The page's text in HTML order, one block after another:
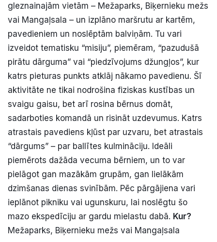
gleznainajām vietām – Mežaparks, Biķernieku mežs
vai Mangaļsala – un izplāno maršrutu ar kartēm,
pavedieniem un noslēptām balviņām. Tu vari
izveidot tematisku “misiju”, piemēram, “pazudušā
pirātu dārguma” vai “piedzīvojums džungļos”, kur
katrs pieturas punkts atklāj nākamo pavedienu. Šī
aktivitāte ne tikai nodrošina fiziskas kustības un
svaigu gaisu, bet arī rosina bērnus domāt,
sadarboties komandā un risināt uzdevumus. Katrs
atrastais pavediens kļūst par uzvaru, bet atrastais
“dārgums” – par ballītes kulmināciju. Ideāli
piemērots dažāda vecuma bērniem, un to var
pielāgot gan mazākām grupām, gan lielākām
dzimšanas dienas svinībām. Pēc pārgājiena vari
ieplānot pikniku vai ugunskuru, lai noslēgtu šo
mazo ekspedīciju ar gardu mielastu dabā. Kur?
Mežaparks, Biķernieku mežs vai Mangaļsala